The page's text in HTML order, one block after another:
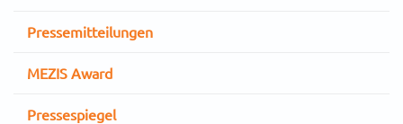
Pressemitteilungen
MEZIS Award
Pressespiegel